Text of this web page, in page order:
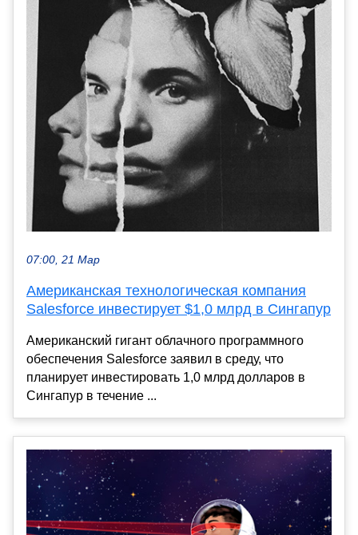
07:00, 21 Мар
Американская технологическая компания
Salesforce инвестирует $1,0 млрд в Сингапур
Американский гигант облачного программного
обеспечения Salesforce заявил в среду, что
планирует инвестировать 1,0 млрд долларов в
Сингапур в течение ...